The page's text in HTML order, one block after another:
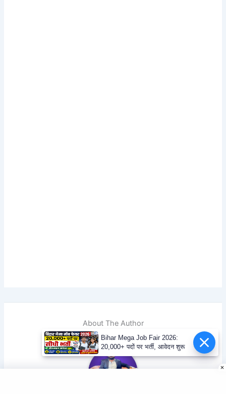
About The Author
Bihar Mega Job Fair 2026:
20,000+ पदों पर भर्ती, आवेदन शुरू